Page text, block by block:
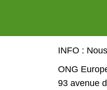
INFO :
ONG
93 avenue